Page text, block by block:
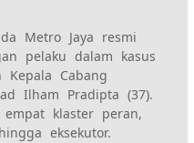
Metro Jaya resmi
pelaku dalam kasus
Cabang
Ilham Pradipta (37).
empat klaster peran,
eksekutor.